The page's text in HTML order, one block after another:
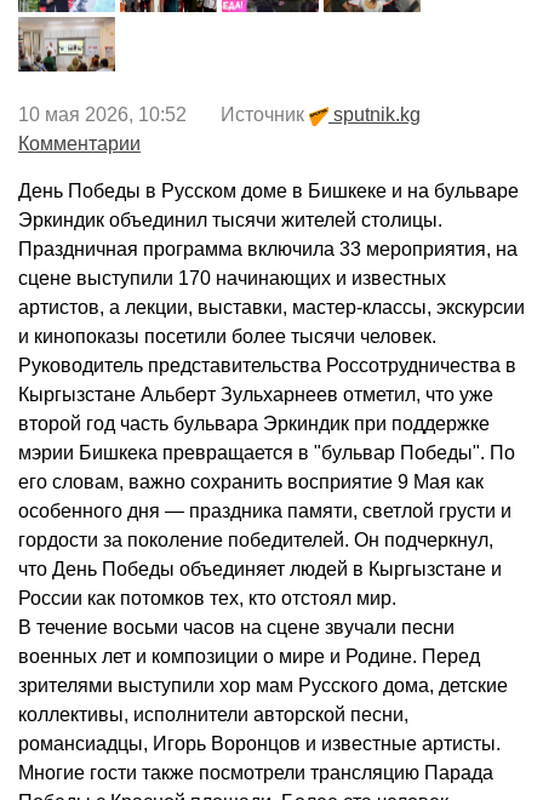
10 мая 2026, 10:52 Источник
sputnik.kg
Комментарии
День Победы в Русском доме в Бишкеке и на бульваре
Эркиндик объединил тысячи жителей столицы.
Праздничная программа включила 33 мероприятия, на
сцене выступили 170 начинающих и известных
артистов, а лекции, выставки, мастер-классы, экскурсии
и кинопоказы посетили более тысячи человек.
Руководитель представительства Россотрудничества в
Кыргызстане Альберт Зульхарнеев отметил, что уже
второй год часть бульвара Эркиндик при поддержке
мэрии Бишкека превращается в "бульвар Победы". По
его словам, важно сохранить восприятие 9 Мая как
особенного дня — праздника памяти, светлой грусти и
гордости за поколение победителей. Он подчеркнул,
что День Победы объединяет людей в Кыргызстане и
России как потомков тех, кто отстоял мир.
В течение восьми часов на сцене звучали песни
военных лет и композиции о мире и Родине. Перед
зрителями выступили хор мам Русского дома, детские
коллективы, исполнители авторской песни,
романсиадцы, Игорь Воронцов и известные артисты.
Многие гости также посмотрели трансляцию Парада